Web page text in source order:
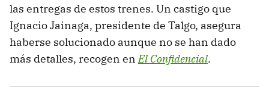
las entregas de estos trenes. Un castigo que
Ignacio Jainaga, presidente de Talgo, asegura
haberse solucionado aunque no se han dado
más detalles, recogen enEl Confidencial.